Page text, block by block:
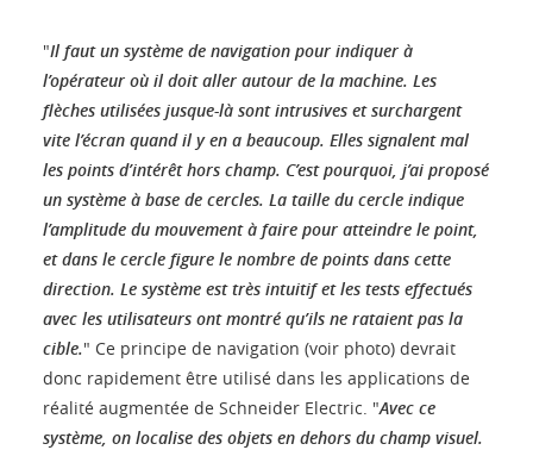
"Il faut un système de navigation pour indiquer à
l’opérateur où il doit aller autour de la machine. Les
flèches utilisées jusque-là sont intrusives et surchargent
vite l’écran quand il y en a beaucoup. Elles signalent mal
les points d’intérêt hors champ. C’est pourquoi, j’ai proposé
un système à base de cercles. La taille du cercle indique
l’amplitude du mouvement à faire pour atteindre le point,
et dans le cercle figure le nombre de points dans cette
direction. Le système est très intuitif et les tests effectués
avec les utilisateurs ont montré qu’ils ne rataient pas la
cible." Ce principe de navigation (voir photo) devrait
donc rapidement être utilisé dans les applications de
réalité augmentée de Schneider Electric. "Avec ce
système, on localise des objets en dehors du champ visuel.